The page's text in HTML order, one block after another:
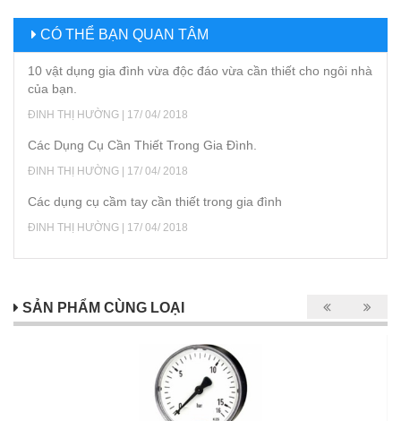
CÓ THỂ BẠN QUAN TÂM
10 vật dụng gia đình vừa độc đáo vừa cần thiết cho ngôi nhà
của bạn.
ĐINH THỊ HƯỜNG | 17/ 04/ 2018
Các Dụng Cụ Cần Thiết Trong Gia Đình.
ĐINH THỊ HƯỜNG | 17/ 04/ 2018
Các dụng cụ cầm tay cần thiết trong gia đình
ĐINH THỊ HƯỜNG | 17/ 04/ 2018
SẢN PHẨM CÙNG LOẠI